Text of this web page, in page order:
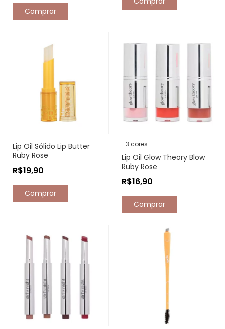
Comprar
Lip Oil Sólido Lip Butter
Ruby Rose
R$19,90
3 cores
Lip Oil Glow Theory Blow
Ruby Rose
R$16,90
Comprar